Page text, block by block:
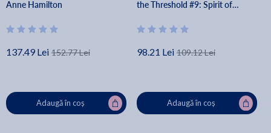
Anne Hamilton
137.49 Lei 152.77 Lei
Adaugă în coș
the Threshold #9: Spirit of
the Threshold #: S - Anne
98.21 Lei 109.12 Lei
Adaugă în coș